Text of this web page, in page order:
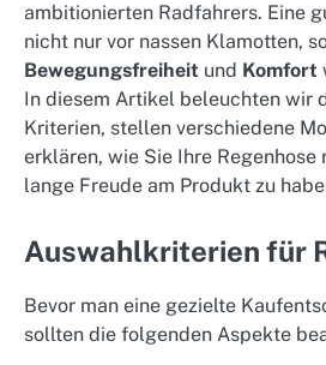
ambitionierten Radfahrers. Eine
nicht nur vor nassen Klamotten,
Bewegungsfreiheit und Komfort
In diesem Artikel beleuchten wir
Kriterien, stellen verschiedene
erklären, wie Sie Ihre
lange Freude am Produkt zu
Auswahlkriterien für
Bevor man eine gezielte
sollten die folgenden Aspekte